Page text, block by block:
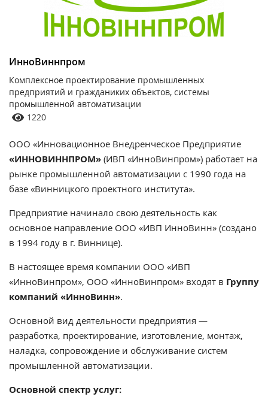
ИнноВиннпром
Комплексное проектирование промышленных
предприятий и гражданиких объектов, системы
промышленной автоматизации
1220
ООО «Инновационное Внедренческое Предприятие
«ИННОВИННПРОМ» (ИВП «ИнноВинпром») работает на
рынке промышленной автоматизации с 1990 года на
базе «Винницкого проектного института».
Предприятие начинало свою деятельность как
основное направление ООО «ИВП ИнноВинн» (создано
в 1994 году в г. Виннице).
В настоящее время компании ООО «ИВП
«ИнноВинпром», ООО «ИнноВинпром» входят в Группу
компаний «ИнноВинн».
Основной вид деятельности предприятия —
разработка, проектирование, изготовление, монтаж,
наладка, сопровождение и обслуживание систем
промышленной автоматизации.
Основной спектр услуг: